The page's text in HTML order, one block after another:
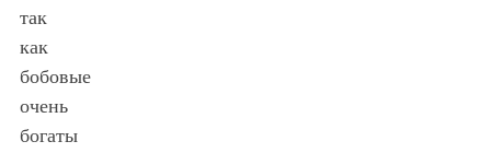
так
как
бобовые
очень
богаты